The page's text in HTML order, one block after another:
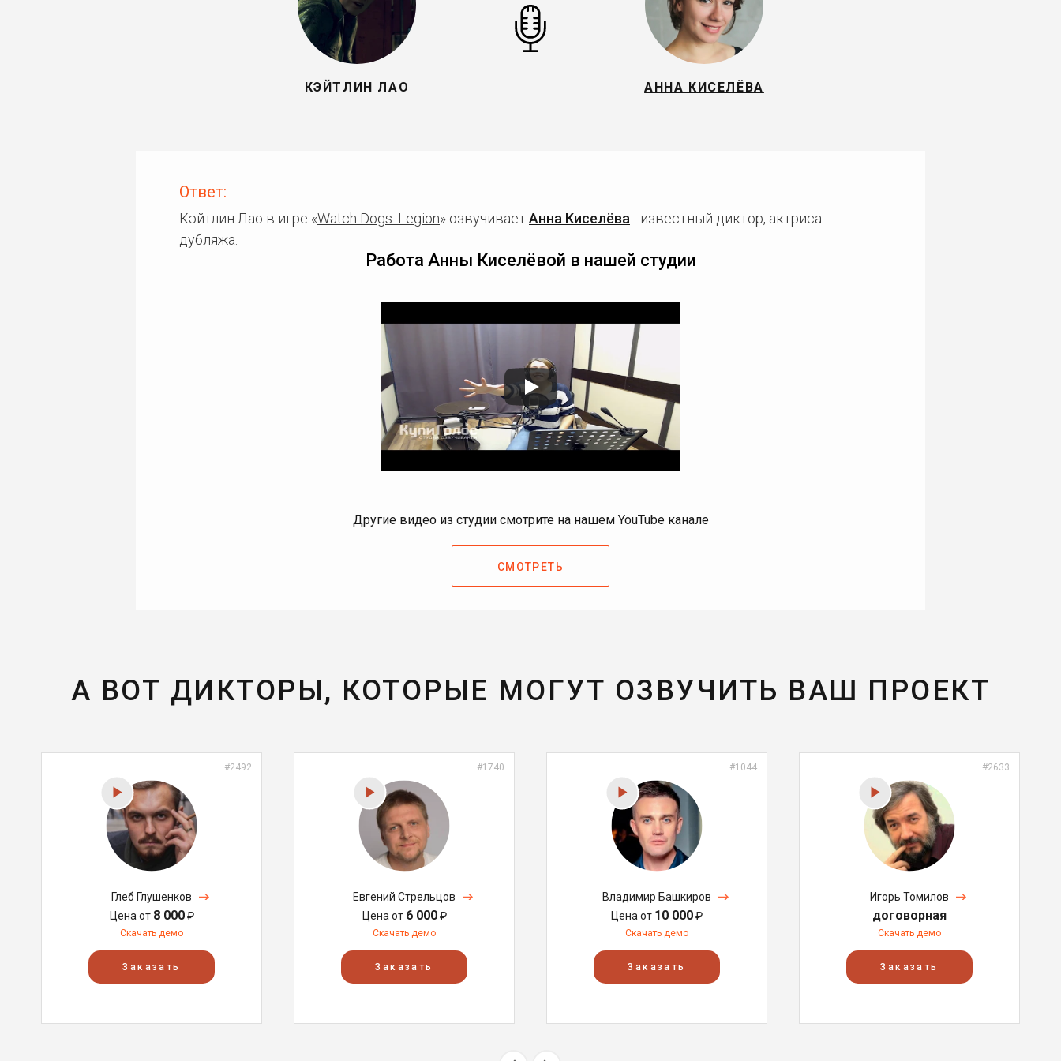
КЭЙТЛИН ЛАО АННА КИСЕЛЁВА
Ответ:
Кэйтлин Лао в игре «Watch Dogs: Legion» озвучиваетАнна Киселёва - известный диктор, актриса
дубляжа.
Работа Анны Киселёвой в нашей студии
Другие видео из студии смотрите на нашем YouTube канале
СМОТРЕТЬ
А ВОТ ДИКТОРЫ, КОТОРЫЕ МОГУТ ОЗВУЧИТЬ ВАШ ПРОЕКТ
#2492
Глеб Глушенков
Цена от 8 000₽
Скачать демо
Заказать
#1740
Евгений Стрельцов
Цена от 6 000₽
Скачать демо
Заказать
#1044
Владимир Башкиров
Цена от 10 000₽
Скачать демо
Заказать
#2633
Игорь Томилов
договорная
Скачать демо
Заказать